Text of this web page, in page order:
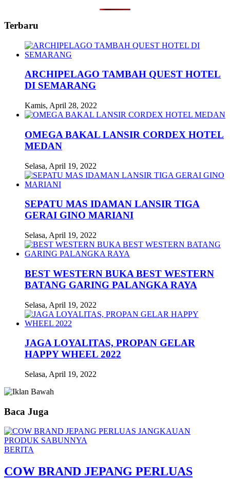
Terbaru
ARCHIPELAGO TAMBAH QUEST HOTEL
DI SEMARANG
Kamis, April 28, 2022
OMEGA BAKAL LANSIR CORDEX HOTEL
MEDAN
Selasa, April 19, 2022
SEPATU MAS IDAMAN LANSIR TIGA
GERAI GINO MARIANI
Selasa, April 19, 2022
BEST WESTERN BUKA BEST WESTERN
BATANG GARING PALANGKA RAYA
Selasa, April 19, 2022
JAGA LOYALITAS, PROPAN GELAR
HAPPY WHEEL 2022
Selasa, April 19, 2022
Baca Juga
BERITA
COW BRAND JEPANG PERLUAS